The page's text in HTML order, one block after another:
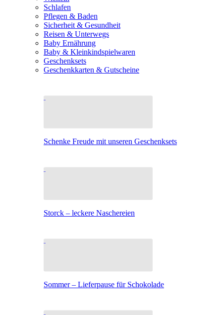
Schlafen
Pflegen & Baden
Sicherheit & Gesundheit
Reisen & Unterwegs
Baby Ernährung
Baby & Kleinkindspielwaren
Geschenksets
Geschenkkarten & Gutscheine
Schenke Freude mit unseren Geschenksets
Storck – leckere Naschereien
Sommer – Lieferpause für Schokolade